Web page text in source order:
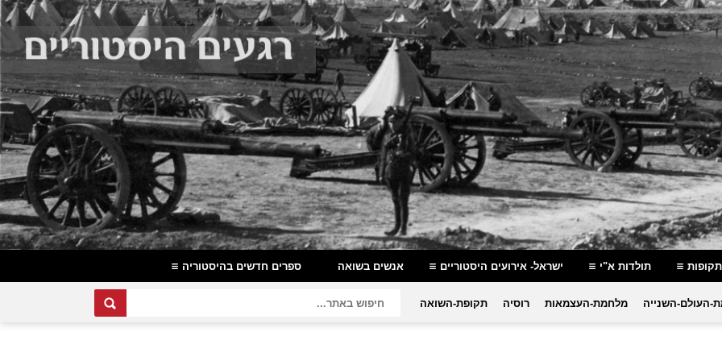
תקופות תולדות א"י ישראל- אירועים היסטוריים אנשים בשואה ספרים חדשים בהיסטוריה
העולם-השנייה מלחמת-העצמאות רוסיה תקופת-השואה